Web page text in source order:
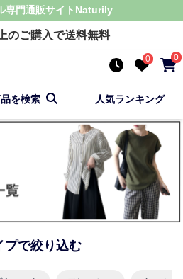
専門通販サイト Naturily
のご購入で送料無料
0 0
を検索 人気ランキング
プで絞り込む